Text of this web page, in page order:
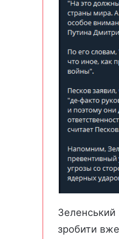
зробити